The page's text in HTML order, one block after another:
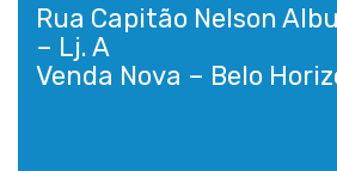
Rua Capitão Nelson
– Lj. A